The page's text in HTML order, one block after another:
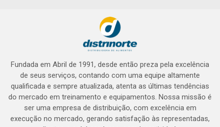
Fundada em Abril de 1991, desde então preza pela excelência
de seus serviços, contando com uma equipe altamente
qualificada e sempre atualizada, atenta as últimas tendências
do mercado em treinamento e equipamentos. Nossa missão é
ser uma empresa de distribuição, com excelência em
execução no mercado, gerando satisfação às representadas,